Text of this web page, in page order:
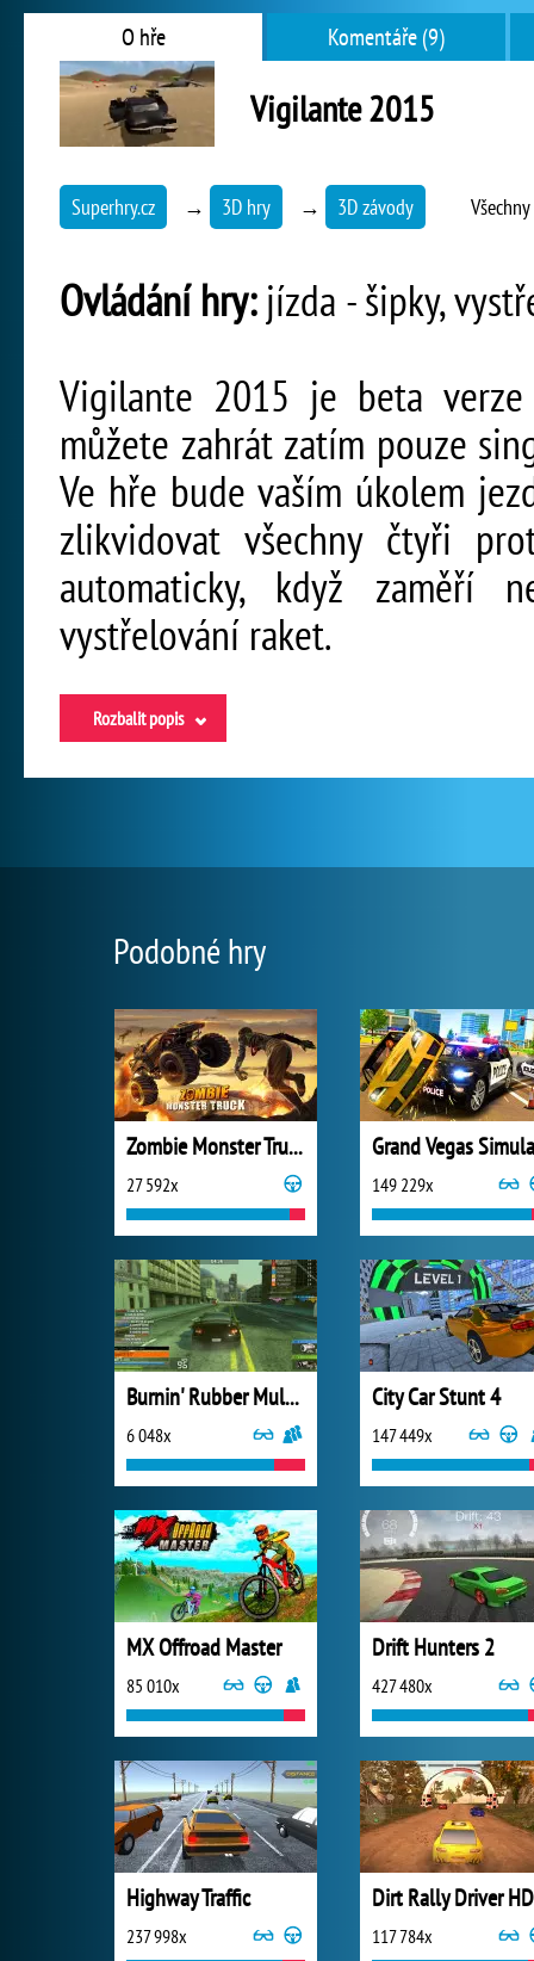
O hře Komentáře (9)
Vigilante 2015
Superhry.cz → 3D hry → 3D závody
Ovládání hry:jízda - šipky,
Vigilante 2015 je beta
můžete zahrát zatím pouze
Ve hře bude vaším úkolem
zlikvidovat všechny čtyři
automaticky, když zaměří
vystřelování raket.
Rozbalit popis
Podobné hry
Zombie Monster Truck
27 592x 149 229x
Burnin' Rubber Multiplayer
6 048x
City Car Stunt 4
147 449x
MX Offroad Master
85 010x
Drift Hunters 2
427 480x
Highway Traffic
237 998x
Dirt Rally Driver HD
117 784x